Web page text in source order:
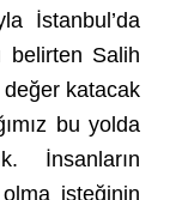
İstanbul’da
belirten Salih
değer katacak
bu yolda
İnsanların
isteğinin